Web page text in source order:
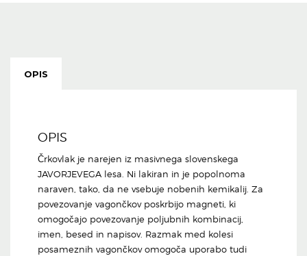
OPIS
OPIS
Črkovlak je narejen iz masivnega slovenskega
JAVORJEVEGA lesa. Ni lakiran in je popolnoma
naraven, tako, da ne vsebuje nobenih kemikalij. Za
povezovanje vagončkov poskrbijo magneti, ki
omogočajo povezovanje poljubnih kombinacij,
imen, besed in napisov. Razmak med kolesi
posameznih vagončkov omogoča uporabo tudi